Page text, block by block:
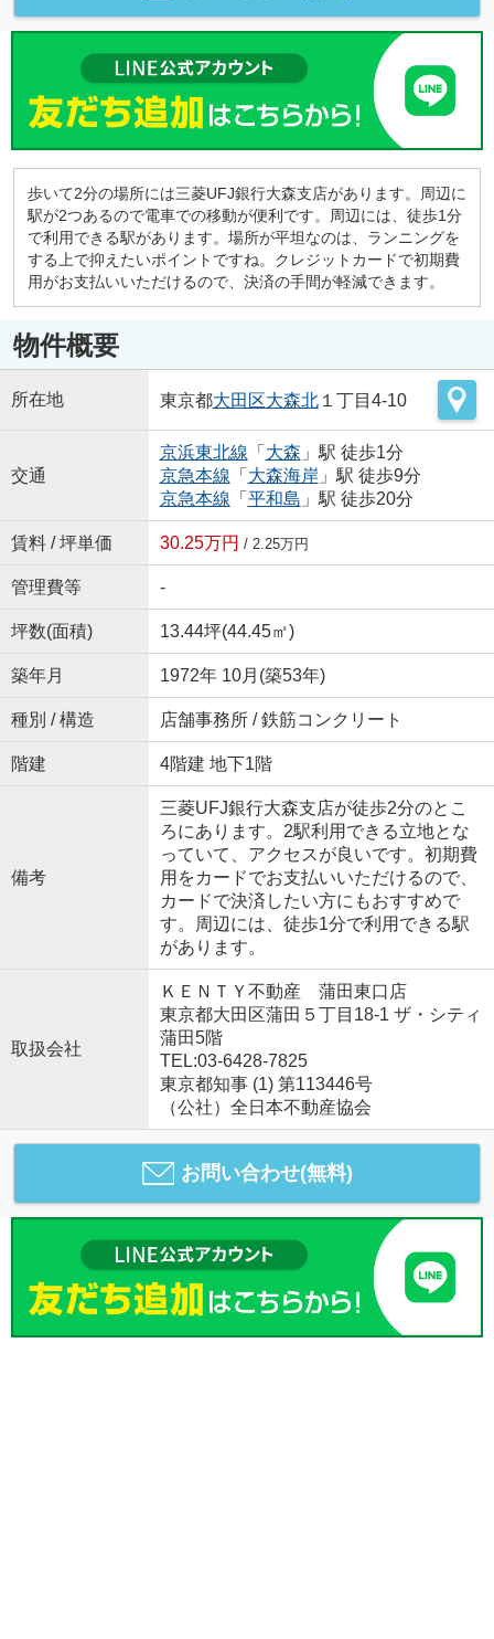
歩いて2分の場所には三菱UFJ銀行大森支店があります。周辺に
駅が2つあるので電車での移動が便利です。周辺には、徒歩1分
で利用できる駅があります。場所が平坦なのは、ランニングを
する上で抑えたいポイントですね。クレジットカードで初期費
用がお支払いいただけるので、決済の手間が軽減できます。
物件概要
所在地 東京都大田区大森北１丁目4-10
交通
京浜東北線 「 大森 」駅 徒歩1分
京急本線 「 大森海岸 」駅 徒歩9分
京急本線 「 平和島 」駅 徒歩20分
賃料 / 坪単価 30.25万円 / 2.25万円
管理費等 -
坪数(面積) 13.44坪(44.45㎡)
築年月 1972年 10月(築53年)
種別 / 構造 店舗事務所 / 鉄筋コンクリート
階建 4階建 地下1階
備考
三菱UFJ銀行大森支店が徒歩2分のとこ
ろにあります。2駅利用できる立地とな
っていて、アクセスが良いです。初期費
用をカードでお支払いいただけるので、
カードで決済したい方にもおすすめで
す。周辺には、徒歩1分で利用できる駅
があります。
取扱会社
ＫＥＮＴＹ不動産 蒲田東口店
東京都大田区蒲田５丁目18-1 ザ・シティ
蒲田5階
TEL:03-6428-7825
東京都知事 (1) 第113446号
（公社）全日本不動産協会
お問い合わせ(無料)